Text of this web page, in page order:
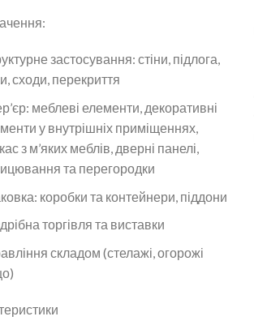
застосування: стіни, підлога,
сходи, перекриття
меблеві елементи, декоративні
у внутрішніх приміщеннях,
з м’яких меблів, дверні панелі,
та перегородки
коробки та контейнери, піддони
торгівля та виставки
складом (стелажі, огорожі